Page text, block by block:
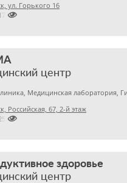
ул. Горького 16

центр
Российская, 67, 2-й этаж

здоровье
центр